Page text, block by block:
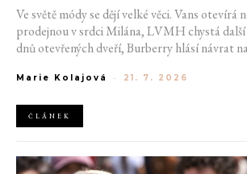
Ve světě módy se dějí velké věci. Vans otevírá
prodejnou v srdci Milána, LVMH chystá
dnů otevřených dveří, Burberry hlásí návrat
AliExpress.
Marie Kolajová - 21. 7. 2026
ČLÁNEK